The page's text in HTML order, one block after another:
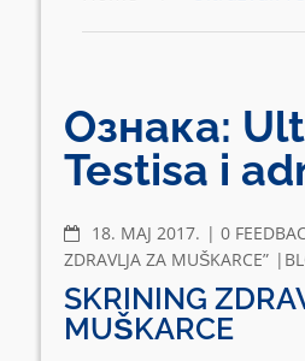
Ознака:
Testisa i
18. МАЈ 2017.
0
ZDRAVLJA ZA MUŠKARCE”
SKRINING
MUŠKARCE